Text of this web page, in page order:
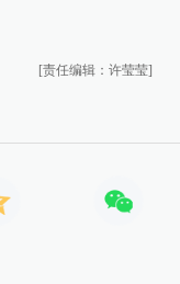
[责任编辑：许莹莹]